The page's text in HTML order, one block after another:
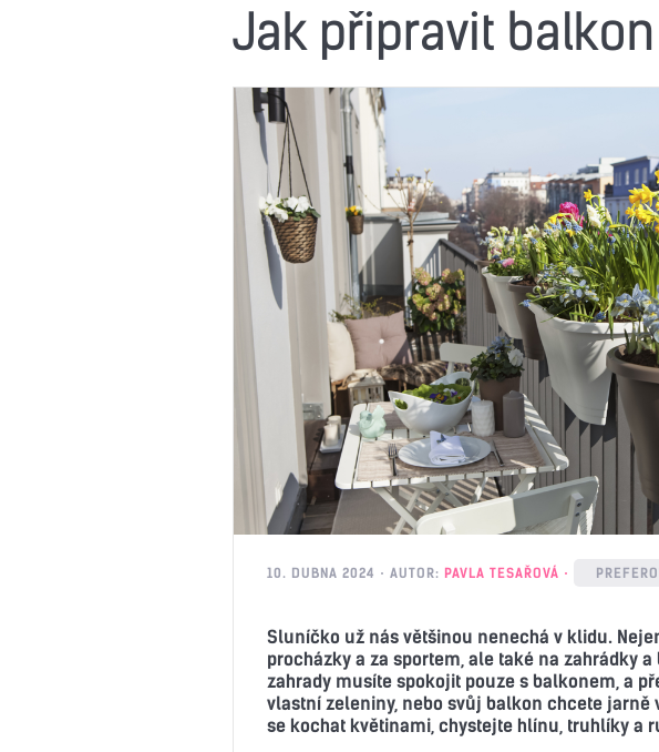
Jak připravit
10. DUBNA 2024 AUTOR: PAVLA TESAŘOVÁ
Sluníčko už nás většinou nenechá v klidu.
procházky a za sportem, ale také na zahrádky
zahrady musíte spokojit pouze s balkonem, a
vlastní zeleniny, nebo svůj balkon chcete jarně
se kochat květinami, chystejte hlínu, truhlíky a